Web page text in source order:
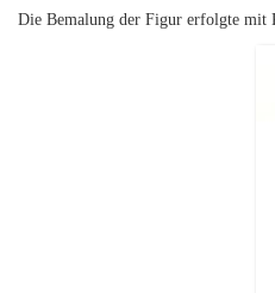
Die Bemalung der Figur erfolgte mit